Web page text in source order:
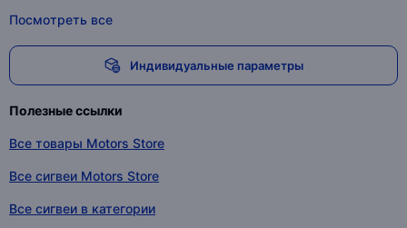
Посмотреть все
Индивидуальные параметры
Полезные ссылки
Все товары Motors Store
Все сигвеи Motors Store
Все сигвеи в категории